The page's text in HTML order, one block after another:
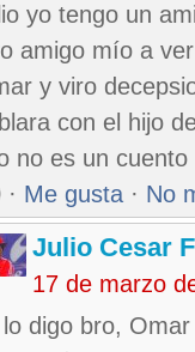
yo tengo un
amigo mío a
y viro
con el hijo
no es un
· Me gusta · No
Julio Cesar
17 de marzo
lo digo bro,